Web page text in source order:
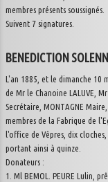
membres présents soussignés.
Suivent 7 signatures.
BENEDICTION
L'an 1885, et le dimanche 10
de Mr le Chanoine LALUVE,
Secrétaire, MONTAGNE
membres de la Fabrique de
l'office de Vêpres, dix
portant ainsi à quinze.
Donateurs :
1. Ml BEMOL. PEURE Lulin,